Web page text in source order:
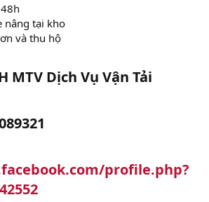
nâng tại kho
và thu hộ
MTV Dịch Vụ Vận Tải
profile.php?